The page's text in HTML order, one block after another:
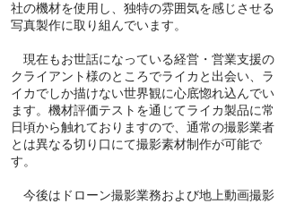
社の機材を使用し、独特の雰囲気を感じさせる
写真製作に取り組んでいます。
現在もお世話になっている経営・営業支援の
クライアント様のところでライカと出会い、ラ
イカでしか描けない世界観に心底惚れ込んでい
ます。機材評価テストを通じてライカ製品に常
日頃から触れておりますので、通常の撮影業者
とは異なる切り口にて撮影素材制作が可能で
す。
今後はドローン撮影業務および地上動画撮影